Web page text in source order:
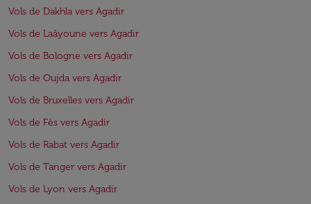
Vols de Dakhla vers Agadir
Vols de Laâyoune vers Agadir
Vols de Bologne vers Agadir
Vols de Oujda vers Agadir
Vols de Bruxelles vers Agadir
Vols de Fès vers Agadir
Vols de Rabat vers Agadir
Vols de Tanger vers Agadir
Vols de Lyon vers Agadir